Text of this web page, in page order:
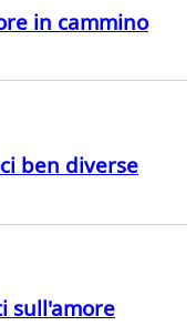
in cammino
ben diverse
sull'amore